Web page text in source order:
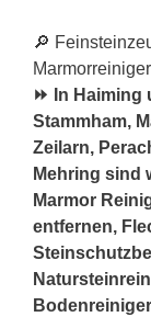
🔎
⏩ In Haiming
Stammham,
Zeilarn,
Mehring sind
Marmor
entfernen,